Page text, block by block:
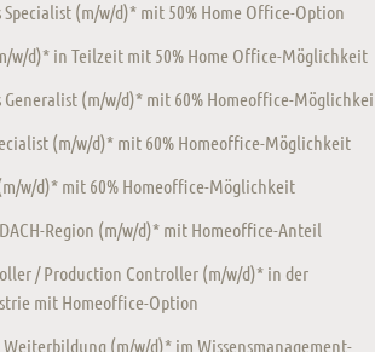
Specialist (m/w/d)* mit 50% Home Office-Option
w/d)* in Teilzeit mit 50% Home Office-Möglichkeit
Generalist (m/w/d)* mit 60% Homeoffice-
(m/w/d)* mit 60% Homeoffice-Möglichkeit
w/d)* mit 60% Homeoffice-Möglichkeit
Region (m/w/d)* mit Homeoffice-Anteil
/ Production Controller (m/w/d)* in der
mit Homeoffice-Option
(m/w/d)* im Wissensmanagement-